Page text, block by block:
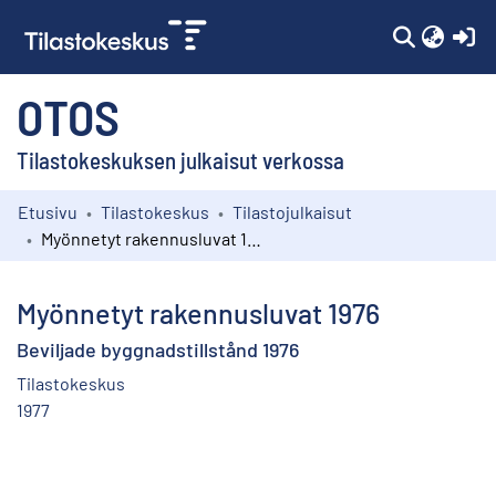
OTOS
Tilastokeskuksen julkaisut verkossa
Kokoelmat
Etusivu Tilastokeskus
Tilastojulkaisut
Myönnetyt rakennusluvat 1976
Beviljade byggnadstillstånd 1976
Tilastokeskus
1977